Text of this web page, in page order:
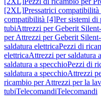
[2XL]Pressatrici
compatibilità [4]Per sistemi
tubiAttrezzi per Geberit
per Attrezzi per Geberit
saldatura elettricaPezzi di
elettricaAttrezzi per saldatura
saldatura a specchioPezzi di
saldatura a specchioAttrezzi
ricambio per Attrezzi per la
tubiTelecomandiTelecomandi